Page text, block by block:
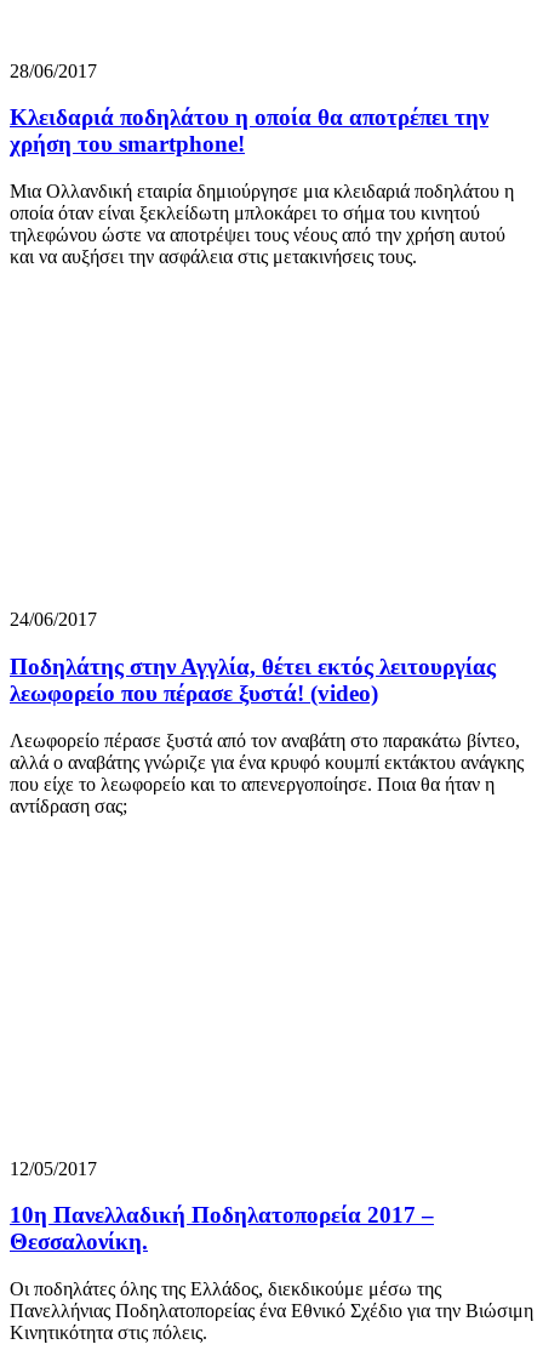
28/06/2017
Κλειδαριά ποδηλάτου η οποία θα αποτρέπει την
χρήση του smartphone!
Μια Ολλανδική εταιρία δημιούργησε μια κλειδαριά ποδηλάτου η
οποία όταν είναι ξεκλείδωτη μπλοκάρει το σήμα του κινητού
τηλεφώνου ώστε να αποτρέψει τους νέους από την χρήση αυτού
και να αυξήσει την ασφάλεια στις μετακινήσεις τους.
24/06/2017
Ποδηλάτης στην Αγγλία, θέτει εκτός λειτουργίας
λεωφορείο που πέρασε ξυστά! (video)
Λεωφορείο πέρασε ξυστά από τον αναβάτη στο παρακάτω βίντεο,
αλλά ο αναβάτης γνώριζε για ένα κρυφό κουμπί εκτάκτου ανάγκης
που είχε το λεωφορείο και το απενεργοποίησε. Ποια θα ήταν η
αντίδραση σας;
12/05/2017
10η Πανελλαδική Ποδηλατοπορεία 2017 –
Θεσσαλονίκη.
Οι ποδηλάτες όλης της Ελλάδος, διεκδικούμε μέσω της
Πανελλήνιας Ποδηλατοπορείας ένα Εθνικό Σχέδιο για την Βιώσιμη
Κινητικότητα στις πόλεις.